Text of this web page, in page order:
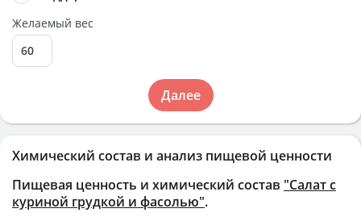
Химический состав и анализ пищевой ценности
Пищевая ценность и химический состав "Салат с
куриной грудкой и фасолью".
Желаемый вес
Далее